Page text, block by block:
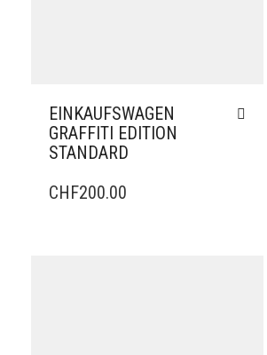
EINKAUFSWAGEN
GRAFFITI EDITION
STANDARD
CHF200.00